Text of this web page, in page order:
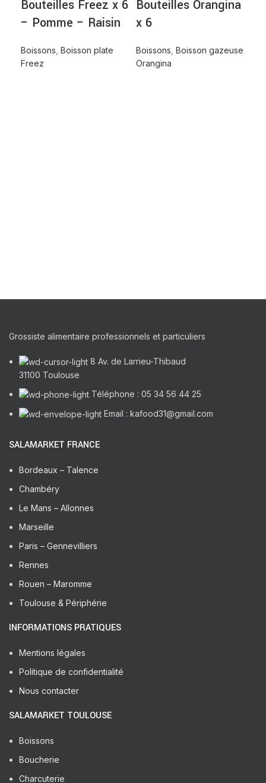
Bouteilles Freez x 6
– Pomme – Raisin
Boissons Boisson plate
Freez
Bouteilles Orangina
x 6
Boissons Boisson gazeuse
Orangina
Grossiste alimentaire professionnels et particuliers
8 Av. de Larrieu-Thibaud
31100 Toulouse
Téléphone : 05 34 56 44 25
Email : kafood31@gmail.com
SALAMARKET FRANCE
Bordeaux – Talence
Chambéry
Le Mans – Allonnes
Marseille
Paris – Gennevilliers
Rennes
Rouen – Maromme
Toulouse & Périphérie
INFORMATIONS PRATIQUES
Mentions légales
Politique de confidentialité
Nous contacter
SALAMARKET TOULOUSE
Boissons
Boucherie
Charcuterie